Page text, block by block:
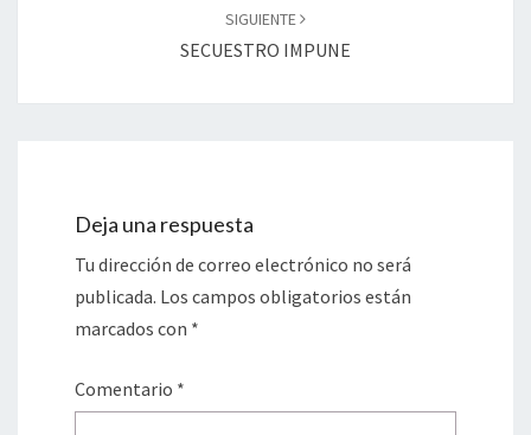
SIGUIENTE
SECUESTRO IMPUNE
Deja una respuesta
Tu dirección de correo electrónico no será
publicada. Los campos obligatorios están
marcados con *
Comentario *